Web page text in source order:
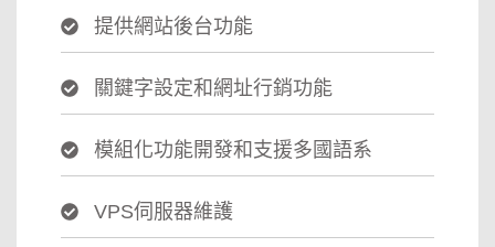
提供網站後台功能
關鍵字設定和網址行銷功能
模組化功能開發和支援多國語系
VPS伺服器維護